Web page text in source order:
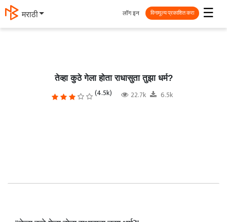
मराठी ☰
लॉग इन विनामूल्य प्रकाशित करा
तेव्हा कुठे गेला होता राधासुता तुझा धर्म?
(4.5k) 22.7k 6.5k